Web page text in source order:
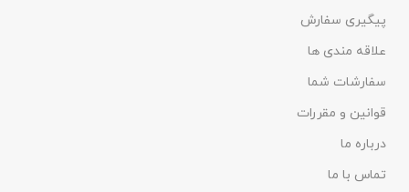
پیگیری سفارش
علاقه مندی ها
سفارشات شما
قوانین و مقررات
درباره ما
تماس با ما